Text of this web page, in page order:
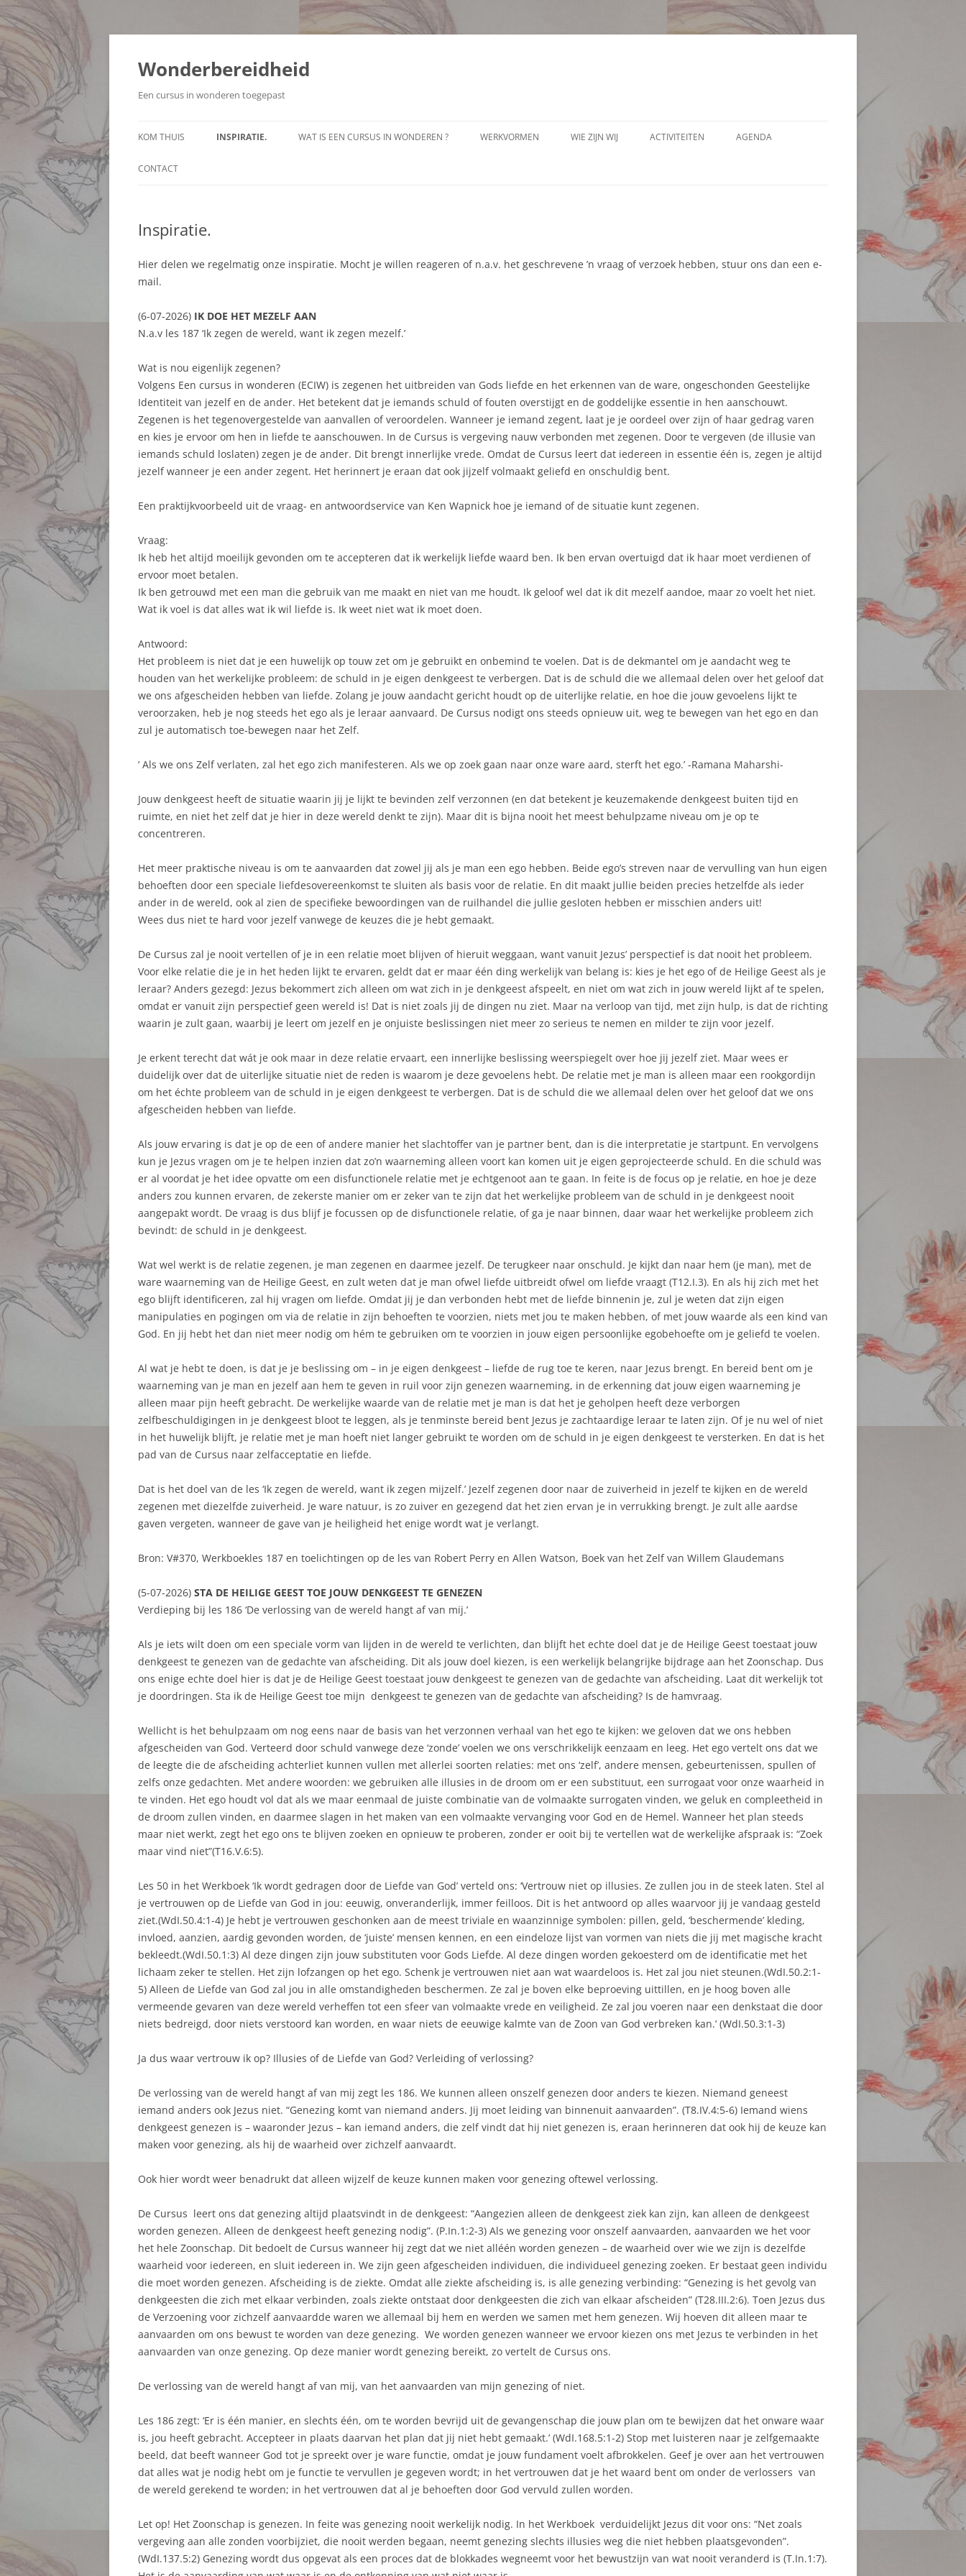
Ga
inhoud
Wonderbereidheid
Een cursus in wonderen toegepast
KOM THUIS INSPIRATIE. WAT IS EEN CURSUS IN WONDEREN ? WERKVORMEN WIE ZIJN WIJ ACTIVITEITEN AGENDA
CONTACT
Inspiratie.
Hier delen we regelmatig onze inspiratie. Mocht je willen reageren of n.a.v. het geschrevene ’n vraag of verzoek hebben, stuur ons dan een e-
mail.
(6-07-2026) IK DOE HET MEZELF AAN
N.a.v les 187 ‘Ik zegen de wereld, want ik zegen mezelf.’
Wat is nou eigenlijk zegenen?
Volgens Een cursus in wonderen (ECIW) is zegenen het uitbreiden van Gods liefde en het erkennen van de ware, ongeschonden Geestelijke
Identiteit van jezelf en de ander. Het betekent dat je iemands schuld of fouten overstijgt en de goddelijke essentie in hen aanschouwt.
Zegenen is het tegenovergestelde van aanvallen of veroordelen. Wanneer je iemand zegent, laat je je oordeel over zijn of haar gedrag varen
en kies je ervoor om hen in liefde te aanschouwen. In de Cursus is vergeving nauw verbonden met zegenen. Door te vergeven (de illusie van
iemands schuld loslaten) zegen je de ander. Dit brengt innerlijke vrede. Omdat de Cursus leert dat iedereen in essentie één is, zegen je altijd
jezelf wanneer je een ander zegent. Het herinnert je eraan dat ook jijzelf volmaakt geliefd en onschuldig bent.
Een praktijkvoorbeeld uit de vraag- en antwoordservice van Ken Wapnick hoe je iemand of de situatie kunt zegenen.
Vraag:
Ik heb het altijd moeilijk gevonden om te accepteren dat ik werkelijk liefde waard ben. Ik ben ervan overtuigd dat ik haar moet verdienen of
ervoor moet betalen.
Ik ben getrouwd met een man die gebruik van me maakt en niet van me houdt. Ik geloof wel dat ik dit mezelf aandoe, maar zo voelt het niet.
Wat ik voel is dat alles wat ik wil liefde is. Ik weet niet wat ik moet doen.
Antwoord:
Het probleem is niet dat je een huwelijk op touw zet om je gebruikt en onbemind te voelen. Dat is de dekmantel om je aandacht weg te
houden van het werkelijke probleem: de schuld in je eigen denkgeest te verbergen. Dat is de schuld die we allemaal delen over het geloof dat
we ons afgescheiden hebben van liefde. Zolang je jouw aandacht gericht houdt op de uiterlijke relatie, en hoe die jouw gevoelens lijkt te
veroorzaken, heb je nog steeds het ego als je leraar aanvaard. De Cursus nodigt ons steeds opnieuw uit, weg te bewegen van het ego en dan
zul je automatisch toe-bewegen naar het Zelf.
‘ Als we ons Zelf verlaten, zal het ego zich manifesteren. Als we op zoek gaan naar onze ware aard, sterft het ego.’ -Ramana Maharshi-
Jouw denkgeest heeft de situatie waarin jij je lijkt te bevinden zelf verzonnen (en dat betekent je keuzemakende denkgeest buiten tijd en
ruimte, en niet het zelf dat je hier in deze wereld denkt te zijn). Maar dit is bijna nooit het meest behulpzame niveau om je op te
concentreren.
Het meer praktische niveau is om te aanvaarden dat zowel jij als je man een ego hebben. Beide ego’s streven naar de vervulling van hun eigen
behoeften door een speciale liefdesovereenkomst te sluiten als basis voor de relatie. En dit maakt jullie beiden precies hetzelfde als ieder
ander in de wereld, ook al zien de specifieke bewoordingen van de ruilhandel die jullie gesloten hebben er misschien anders uit!
Wees dus niet te hard voor jezelf vanwege de keuzes die je hebt gemaakt.
De Cursus zal je nooit vertellen of je in een relatie moet blijven of hieruit weggaan, want vanuit Jezus’ perspectief is dat nooit het probleem.
Voor elke relatie die je in het heden lijkt te ervaren, geldt dat er maar één ding werkelijk van belang is: kies je het ego of de Heilige Geest als je
leraar? Anders gezegd: Jezus bekommert zich alleen om wat zich in je denkgeest afspeelt, en niet om wat zich in jouw wereld lijkt af te spelen,
omdat er vanuit zijn perspectief geen wereld is! Dat is niet zoals jij de dingen nu ziet. Maar na verloop van tijd, met zijn hulp, is dat de richting
waarin je zult gaan, waarbij je leert om jezelf en je onjuiste beslissingen niet meer zo serieus te nemen en milder te zijn voor jezelf.
Je erkent terecht dat wát je ook maar in deze relatie ervaart, een innerlijke beslissing weerspiegelt over hoe jij jezelf ziet. Maar wees er
duidelijk over dat de uiterlijke situatie niet de reden is waarom je deze gevoelens hebt. De relatie met je man is alleen maar een rookgordijn
om het échte probleem van de schuld in je eigen denkgeest te verbergen. Dat is de schuld die we allemaal delen over het geloof dat we ons
afgescheiden hebben van liefde.
Als jouw ervaring is dat je op de een of andere manier het slachtoffer van je partner bent, dan is die interpretatie je startpunt. En vervolgens
kun je Jezus vragen om je te helpen inzien dat zo’n waarneming alleen voort kan komen uit je eigen geprojecteerde schuld. En die schuld was
er al voordat je het idee opvatte om een disfunctionele relatie met je echtgenoot aan te gaan. In feite is de focus op je relatie, en hoe je deze
anders zou kunnen ervaren, de zekerste manier om er zeker van te zijn dat het werkelijke probleem van de schuld in je denkgeest nooit
aangepakt wordt. De vraag is dus blijf je focussen op de disfunctionele relatie, of ga je naar binnen, daar waar het werkelijke probleem zich
bevindt: de schuld in je denkgeest.
Wat wel werkt is de relatie zegenen, je man zegenen en daarmee jezelf. De terugkeer naar onschuld. Je kijkt dan naar hem (je man), met de
ware waarneming van de Heilige Geest, en zult weten dat je man ofwel liefde uitbreidt ofwel om liefde vraagt (T12.I.3). En als hij zich met het
ego blijft identificeren, zal hij vragen om liefde. Omdat jij je dan verbonden hebt met de liefde binnenin je, zul je weten dat zijn eigen
manipulaties en pogingen om via de relatie in zijn behoeften te voorzien, niets met jou te maken hebben, of met jouw waarde als een kind van
God. En jij hebt het dan niet meer nodig om hém te gebruiken om te voorzien in jouw eigen persoonlijke egobehoefte om je geliefd te voelen.
Al wat je hebt te doen, is dat je je beslissing om – in je eigen denkgeest – liefde de rug toe te keren, naar Jezus brengt. En bereid bent om je
waarneming van je man en jezelf aan hem te geven in ruil voor zijn genezen waarneming, in de erkenning dat jouw eigen waarneming je
alleen maar pijn heeft gebracht. De werkelijke waarde van de relatie met je man is dat het je geholpen heeft deze verborgen
zelfbeschuldigingen in je denkgeest bloot te leggen, als je tenminste bereid bent Jezus je zachtaardige leraar te laten zijn. Of je nu wel of niet
in het huwelijk blijft, je relatie met je man hoeft niet langer gebruikt te worden om de schuld in je eigen denkgeest te versterken. En dat is het
pad van de Cursus naar zelfacceptatie en liefde.
Dat is het doel van de les ‘Ik zegen de wereld, want ik zegen mijzelf.’ Jezelf zegenen door naar de zuiverheid in jezelf te kijken en de wereld
zegenen met diezelfde zuiverheid. Je ware natuur, is zo zuiver en gezegend dat het zien ervan je in verrukking brengt. Je zult alle aardse
gaven vergeten, wanneer de gave van je heiligheid het enige wordt wat je verlangt.
Bron: V#370, Werkboekles 187 en toelichtingen op de les van Robert Perry en Allen Watson, Boek van het Zelf van Willem Glaudemans
(5-07-2026) STA DE HEILIGE GEEST TOE JOUW DENKGEEST TE GENEZEN
Verdieping bij les 186 ‘De verlossing van de wereld hangt af van mij.’
Als je iets wilt doen om een speciale vorm van lijden in de wereld te verlichten, dan blijft het echte doel dat je de Heilige Geest toestaat jouw
denkgeest te genezen van de gedachte van afscheiding. Dit als jouw doel kiezen, is een werkelijk belangrijke bijdrage aan het Zoonschap. Dus
ons enige echte doel hier is dat je de Heilige Geest toestaat jouw denkgeest te genezen van de gedachte van afscheiding. Laat dit werkelijk tot
je doordringen. Sta ik de Heilige Geest toe mijn denkgeest te genezen van de gedachte van afscheiding? Is de hamvraag.
Wellicht is het behulpzaam om nog eens naar de basis van het verzonnen verhaal van het ego te kijken: we geloven dat we ons hebben
afgescheiden van God. Verteerd door schuld vanwege deze ‘zonde’ voelen we ons verschrikkelijk eenzaam en leeg. Het ego vertelt ons dat we
de leegte die de afscheiding achterliet kunnen vullen met allerlei soorten relaties: met ons ‘zelf’, andere mensen, gebeurtenissen, spullen of
zelfs onze gedachten. Met andere woorden: we gebruiken alle illusies in de droom om er een substituut, een surrogaat voor onze waarheid in
te vinden. Het ego houdt vol dat als we maar eenmaal de juiste combinatie van de volmaakte surrogaten vinden, we geluk en compleetheid in
de droom zullen vinden, en daarmee slagen in het maken van een volmaakte vervanging voor God en de Hemel. Wanneer het plan steeds
maar niet werkt, zegt het ego ons te blijven zoeken en opnieuw te proberen, zonder er ooit bij te vertellen wat de werkelijke afspraak is: “Zoek
maar vind niet”(T16.V.6:5).
Les 50 in het Werkboek ‘Ik wordt gedragen door de Liefde van God’ verteld ons: ‘Vertrouw niet op illusies. Ze zullen jou in de steek laten. Stel al
je vertrouwen op de Liefde van God in jou: eeuwig, onveranderlijk, immer feilloos. Dit is het antwoord op alles waarvoor jij je vandaag gesteld
ziet.(WdI.50.4:1-4) Je hebt je vertrouwen geschonken aan de meest triviale en waanzinnige symbolen: pillen, geld, ‘beschermende’ kleding,
invloed, aanzien, aardig gevonden worden, de ‘juiste’ mensen kennen, en een eindeloze lijst van vormen van niets die jij met magische kracht
bekleedt.(WdI.50.1:3) Al deze dingen zijn jouw substituten voor Gods Liefde. Al deze dingen worden gekoesterd om de identificatie met het
lichaam zeker te stellen. Het zijn lofzangen op het ego. Schenk je vertrouwen niet aan wat waardeloos is. Het zal jou niet steunen.(WdI.50.2:1-
5) Alleen de Liefde van God zal jou in alle omstandigheden beschermen. Ze zal je boven elke beproeving uittillen, en je hoog boven alle
vermeende gevaren van deze wereld verheffen tot een sfeer van volmaakte vrede en veiligheid. Ze zal jou voeren naar een denkstaat die door
niets bedreigd, door niets verstoord kan worden, en waar niets de eeuwige kalmte van de Zoon van God verbreken kan.’ (WdI.50.3:1-3)
Ja dus waar vertrouw ik op? Illusies of de Liefde van God? Verleiding of verlossing?
De verlossing van de wereld hangt af van mij zegt les 186. We kunnen alleen onszelf genezen door anders te kiezen. Niemand geneest
iemand anders ook Jezus niet. “Genezing komt van niemand anders. Jij moet leiding van binnenuit aanvaarden”. (T8.IV.4:5-6) Iemand wiens
denkgeest genezen is – waaronder Jezus – kan iemand anders, die zelf vindt dat hij niet genezen is, eraan herinneren dat ook hij de keuze kan
maken voor genezing, als hij de waarheid over zichzelf aanvaardt.
Ook hier wordt weer benadrukt dat alleen wijzelf de keuze kunnen maken voor genezing oftewel verlossing.
De Cursus leert ons dat genezing altijd plaatsvindt in de denkgeest: “Aangezien alleen de denkgeest ziek kan zijn, kan alleen de denkgeest
worden genezen. Alleen de denkgeest heeft genezing nodig”. (P.In.1:2-3) Als we genezing voor onszelf aanvaarden, aanvaarden we het voor
het hele Zoonschap. Dit bedoelt de Cursus wanneer hij zegt dat we niet alléén worden genezen – de waarheid over wie we zijn is dezelfde
waarheid voor iedereen, en sluit iedereen in. We zijn geen afgescheiden individuen, die individueel genezing zoeken. Er bestaat geen individu
die moet worden genezen. Afscheiding is de ziekte. Omdat alle ziekte afscheiding is, is alle genezing verbinding: “Genezing is het gevolg van
denkgeesten die zich met elkaar verbinden, zoals ziekte ontstaat door denkgeesten die zich van elkaar afscheiden” (T28.III.2:6). Toen Jezus dus
de Verzoening voor zichzelf aanvaardde waren we allemaal bij hem en werden we samen met hem genezen. Wij hoeven dit alleen maar te
aanvaarden om ons bewust te worden van deze genezing. We worden genezen wanneer we ervoor kiezen ons met Jezus te verbinden in het
aanvaarden van onze genezing. Op deze manier wordt genezing bereikt, zo vertelt de Cursus ons.
De verlossing van de wereld hangt af van mij, van het aanvaarden van mijn genezing of niet.
Les 186 zegt: ‘Er is één manier, en slechts één, om te worden bevrijd uit de gevangenschap die jouw plan om te bewijzen dat het onware waar
is, jou heeft gebracht. Accepteer in plaats daarvan het plan dat jij niet hebt gemaakt.’ (WdI.168.5:1-2) Stop met luisteren naar je zelfgemaakte
beeld, dat beeft wanneer God tot je spreekt over je ware functie, omdat je jouw fundament voelt afbrokkelen. Geef je over aan het vertrouwen
dat alles wat je nodig hebt om je functie te vervullen je gegeven wordt; in het vertrouwen dat je het waard bent om onder de verlossers van
de wereld gerekend te worden; in het vertrouwen dat al je behoeften door God vervuld zullen worden.
Let op! Het Zoonschap is genezen. In feite was genezing nooit werkelijk nodig. In het Werkboek verduidelijkt Jezus dit voor ons: “Net zoals
vergeving aan alle zonden voorbijziet, die nooit werden begaan, neemt genezing slechts illusies weg die niet hebben plaatsgevonden”.
(WdI.137.5:2) Genezing wordt dus opgevat als een proces dat de blokkades wegneemt voor het bewustzijn van wat nooit veranderd is (T.In.1:7).